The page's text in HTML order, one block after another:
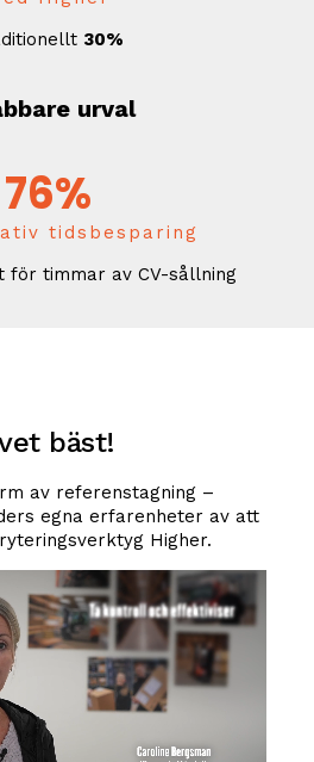
30%
urval
76%
tidsbesparing
för timmar av CV-sållning
bäst!
av referenstagning –
egna erfarenheter av att
Higher.